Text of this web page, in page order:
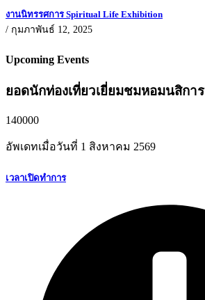
งานนิทรรศการ Spiritual Life Exhibition
/ กุมภาพันธ์ 12, 2025
Upcoming Events
ยอดนักท่องเที่ยวเยี่ยมชมหอมนสิการ
140000
อัพเดทเมื่อวันที่ 1 สิงหาคม 2569
เวลาเปิดทำการ